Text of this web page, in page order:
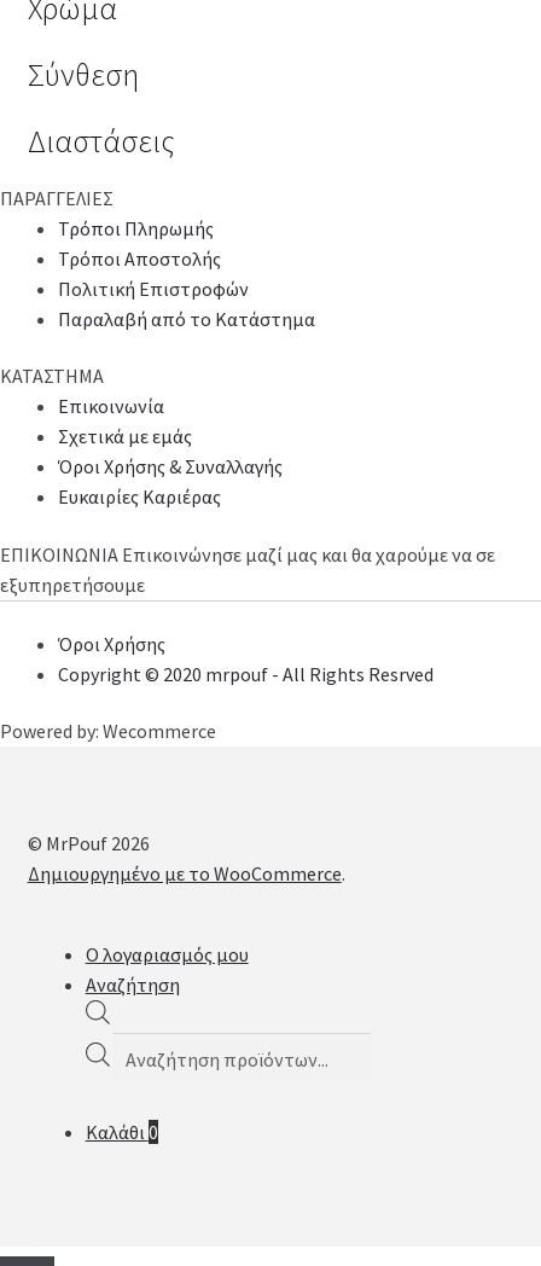
Χρώμα
Σύνθεση
Διαστάσεις
ΠΑΡΑΓΓΕΛΙΕΣ
Τρόποι Πληρωμής
Τρόποι Αποστολής
Πολιτική Επιστροφών
Παραλαβή από το Κατάστημα
ΚΑΤΑΣΤΗΜΑ
Επικοινωνία
Σχετικά με εμάς
Όροι Χρήσης & Συναλλαγής
Ευκαιρίες Καριέρας
ΕΠΙΚΟΙΝΩΝΙΑ Επικοινώνησε μαζί μας και θα χαρούμε να σε
εξυπηρετήσουμε
Όροι Χρήσης
Copyright © 2020 mrpouf - All Rights Resrved
Powered by: Wecommerce
© MrPouf 2026
Δημιουργημένο με το WooCommerce.
Ο λογαριασμός μου
Αναζήτηση
Products
search
Καλάθι0